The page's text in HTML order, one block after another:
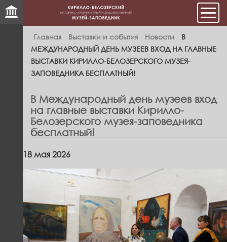
Главная Выставки и события Новости
В
МЕЖДУНАРОДНЫЙ ДЕНЬ МУЗЕЕВ ВХОД НА ГЛАВНЫЕ
ВЫСТАВКИ КИРИЛЛО-БЕЛОЗЕРСКОГО МУЗЕЯ-
ЗАПОВЕДНИКА БЕСПЛАТНЫЙ!
В Международный день музеев вход
на главные выставки Кирилло-
Белозерского музея-заповедника
бесплатный!
18 мая 2026